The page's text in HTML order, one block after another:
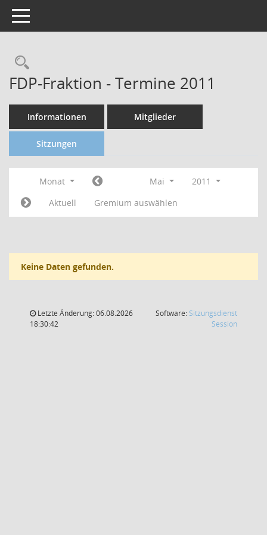
Toggle navigation
FDP-Fraktion - Termine 2011
Informationen Mitglieder
Sitzungen
Monat Mai
2011
Aktuell
Gremium auswählen
Keine Daten gefunden.
Letzte Änderung: 06.08.2026
18:30:42
Software: Sitzungsdienst
Session(Wird in